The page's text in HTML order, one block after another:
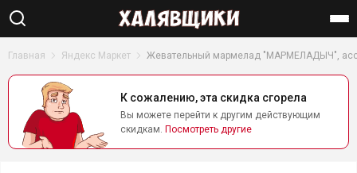
Найти
Главная Яндекс Маркет Жевательный мармелад "МАРМЕЛАДЫЧ",
К сожалению, эта скидка сгорела
Вы можете перейти к другим действующим
скидкам. Посмотреть другие